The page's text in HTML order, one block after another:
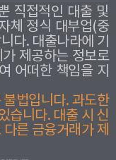
직접적인 대출 및
체 정식 대부업(중
다. 대출나라에 기
제공하는 정보로
어떠한 책임을 지
법입니다. 과도한
습니다. 대출 시 신
른 금융거래가 제